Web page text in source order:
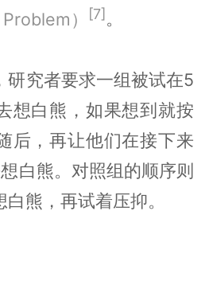
） [7]。
研究者要求一组被试在5
想白熊，如果想到就按
后，再让他们在接下来
白熊。对照组的顺序则
熊，再试着压抑。